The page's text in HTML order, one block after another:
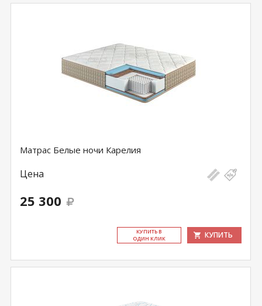
Матрас Белые ночи Карелия
Цена
25 300
КУ­ПИТЬ В
ОДИН КЛИК
КУПИТЬ